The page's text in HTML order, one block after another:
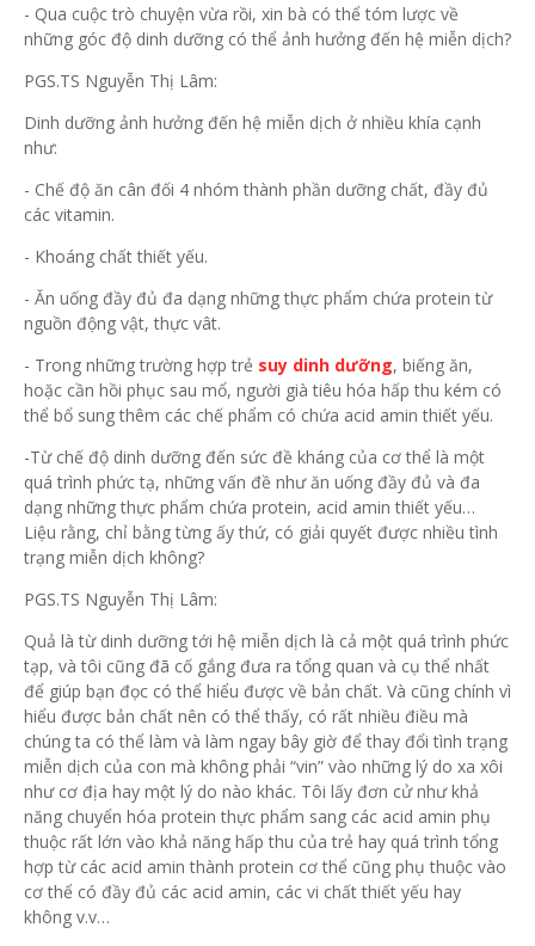
- Qua cuộc trò chuyện vừa rồi, xin bà có thể tóm lược về
những góc độ dinh dưỡng có thể ảnh hưởng đến hệ miễn dịch?
PGS.TS Nguyễn Thị Lâm:
Dinh dưỡng ảnh hưởng đến hệ miễn dịch ở nhiều khía cạnh
như:
- Chế độ ăn cân đối 4 nhóm thành phần dưỡng chất, đầy đủ
các vitamin.
- Khoáng chất thiết yếu.
- Ăn uống đầy đủ đa dạng những thực phẩm chứa protein từ
nguồn động vật, thực vât.
- Trong những trường hợp trẻ suy dinh dưỡng, biếng ăn,
hoặc cần hồi phục sau mổ, người già tiêu hóa hấp thu kém có
thể bổ sung thêm các chế phẩm có chứa acid amin thiết yếu.
-Từ chế độ dinh dưỡng đến sức đề kháng của cơ thể là một
quá trình phức tạ, những vấn đề như ăn uống đầy đủ và đa
dạng những thực phẩm chứa protein, acid amin thiết yếu…
Liệu rằng, chỉ bằng từng ấy thứ, có giải quyết được nhiều tình
trạng miễn dịch không?
PGS.TS Nguyễn Thị Lâm:
Quả là từ dinh dưỡng tới hệ miễn dịch là cả một quá trình phức
tạp, và tôi cũng đã cố gắng đưa ra tổng quan và cụ thể nhất
để giúp bạn đọc có thể hiểu được về bản chất. Và cũng chính vì
hiểu được bản chất nên có thể thấy, có rất nhiều điều mà
chúng ta có thể làm và làm ngay bây giờ để thay đổi tình trạng
miễn dịch của con mà không phải “vin” vào những lý do xa xôi
như cơ địa hay một lý do nào khác. Tôi lấy đơn cử như khả
năng chuyển hóa protein thực phẩm sang các acid amin phụ
thuộc rất lớn vào khả năng hấp thu của trẻ hay quá trình tổng
hợp từ các acid amin thành protein cơ thể cũng phụ thuộc vào
cơ thể có đầy đủ các acid amin, các vi chất thiết yếu hay
không v.v…